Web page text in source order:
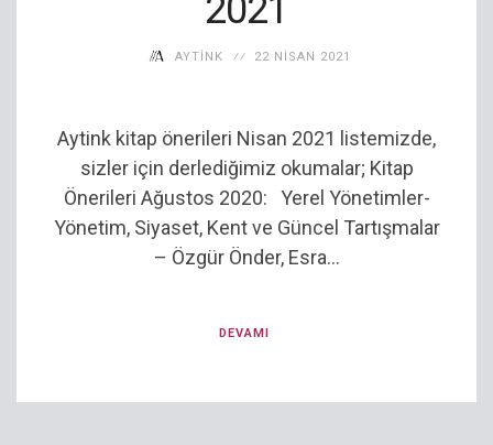
2021
AYTINK 22 NISAN 2021
Aytink kitap önerileri Nisan 2021 listemizde,
sizler için derlediğimiz okumalar; Kitap
Önerileri Ağustos 2020: Yerel Yönetimler-
Yönetim, Siyaset, Kent ve Güncel Tartışmalar
– Özgür Önder, Esra...
DEVAMI